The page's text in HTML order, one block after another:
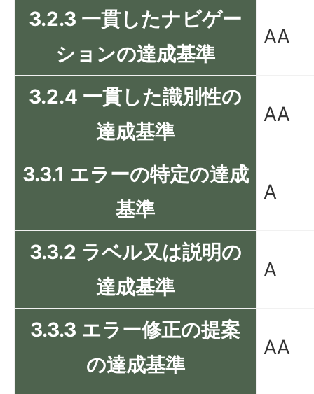
3.2.3 一貫したナビゲー
ションの達成基準
AA
3.2.4 一貫した識別性の
達成基準
AA
3.3.1 エラーの特定の達成
基準
A
3.3.2 ラベル又は説明の
達成基準
A
3.3.3 エラー修正の提案
の達成基準
AA